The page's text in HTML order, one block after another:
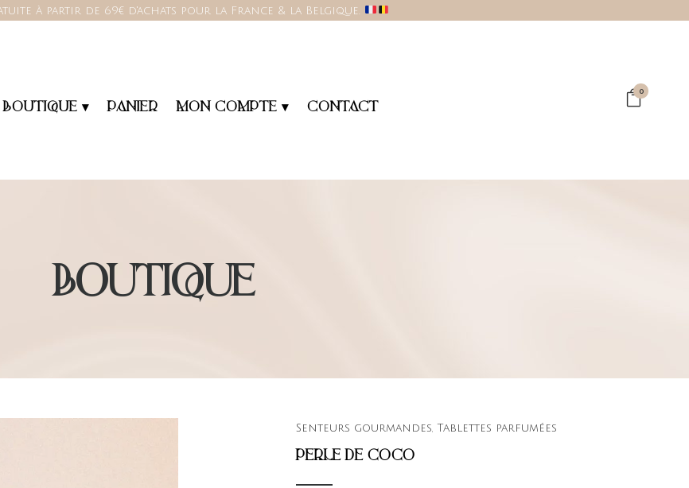
à partir de 69€ d'achats pour la France & la Belgique.
0
BOUTIQUE ▾ PANIER MON COMPTE ▾ CONTACT
BOUTIQUE
Senteurs gourmandes, Tablettes parfumées
PERLE DE COCO